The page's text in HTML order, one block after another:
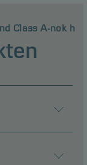
Class A-nok h